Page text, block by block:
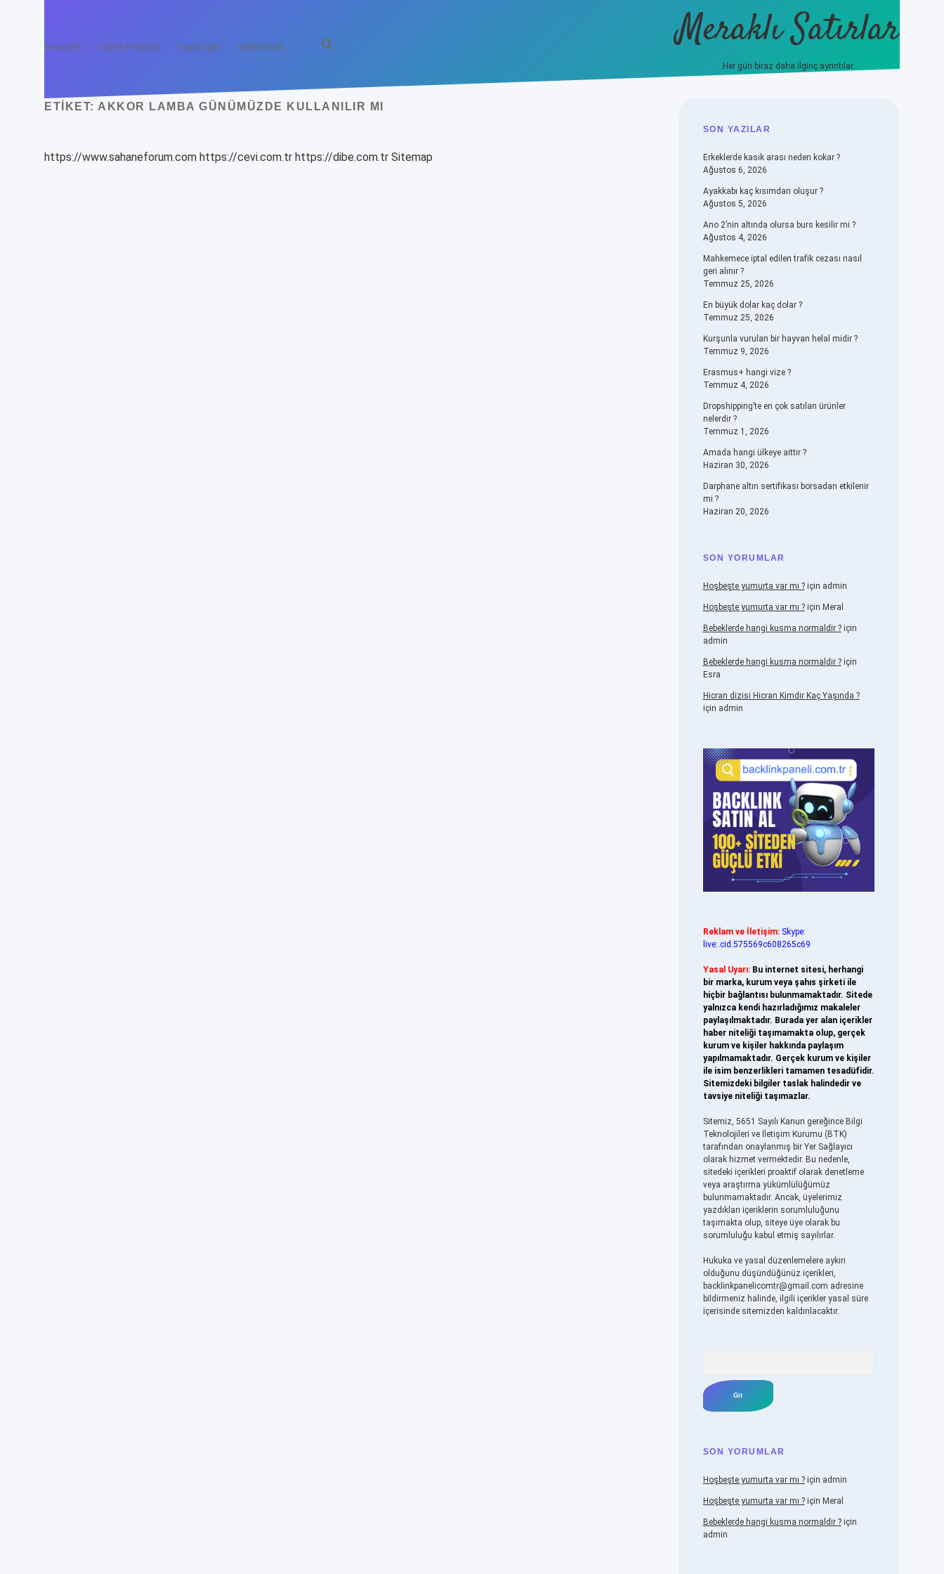
Anasayfa Gizlilik Politikası Yasal Uyarı Hakkımızda Meraklı Satırlar
Her gün biraz daha ilginç ayrıntılar.
ETIKET: AKKOR LAMBA GÜNÜMÜZDE KULLANILIR MI
https://www.sahaneforum.com https://cevi.com.tr https://dibe.com.tr Sitemap
SIDEBAR
SON YAZILAR
Erkeklerde kasık arası neden kokar ?
Ağustos 6, 2026
Ayakkabı kaç kısımdan oluşur ?
Ağustos 5, 2026
Ano 2’nin altında olursa burs kesilir mi ?
Ağustos 4, 2026
Mahkemece iptal edilen trafik cezası nasıl
geri alınır ?
Temmuz 25, 2026
En büyük dolar kaç dolar ?
Temmuz 25, 2026
Kurşunla vurulan bir hayvan helal midir ?
Temmuz 9, 2026
Erasmus+ hangi vize ?
Temmuz 4, 2026
Dropshipping’te en çok satılan ürünler
nelerdir ?
Temmuz 1, 2026
Amada hangi ülkeye aittir ?
Haziran 30, 2026
Darphane altın sertifikası borsadan etkilenir
mi ?
Haziran 20, 2026
SON YORUMLAR
Hoşbeşte yumurta var mı ?için admin
Hoşbeşte yumurta var mı ?için Meral
Bebeklerde hangi kusma normaldir ?için
admin
Bebeklerde hangi kusma normaldir ?için
Esra
Hicran dizisi Hicran Kimdir Kaç Yaşında ?
için admin
Reklam ve İletişim: Skype:
live:.cid.575569c608265c69
Yasal Uyarı: Bu internet sitesi, herhangi
bir marka, kurum veya şahıs şirketi ile
hiçbir bağlantısı bulunmamaktadır. Sitede
yalnızca kendi hazırladığımız makaleler
paylaşılmaktadır. Burada yer alan içerikler
haber niteliği taşımamakta olup, gerçek
kurum ve kişiler hakkında paylaşım
yapılmamaktadır. Gerçek kurum ve kişiler
ile isim benzerlikleri tamamen tesadüfidir.
Sitemizdeki bilgiler taslak halindedir ve
tavsiye niteliği taşımazlar.
Sitemiz, 5651 Sayılı Kanun gereğince Bilgi
Teknolojileri ve İletişim Kurumu (BTK)
tarafından onaylanmış bir Yer Sağlayıcı
olarak hizmet vermektedir. Bu nedenle,
sitedeki içerikleri proaktif olarak denetleme
veya araştırma yükümlülüğümüz
bulunmamaktadır. Ancak, üyelerimiz
yazdıkları içeriklerin sorumluluğunu
taşımakta olup, siteye üye olarak bu
sorumluluğu kabul etmiş sayılırlar.
Hukuka ve yasal düzenlemelere aykırı
olduğunu düşündüğünüz içerikleri,
backlinkpanelicomtr@gmail.com adresine
bildirmeniz halinde, ilgili içerikler yasal süre
içerisinde sitemizden kaldırılacaktır.
SON YORUMLAR
Hoşbeşte yumurta var mı ?için admin
Hoşbeşte yumurta var mı ?için Meral
Bebeklerde hangi kusma normaldir ?için
admin